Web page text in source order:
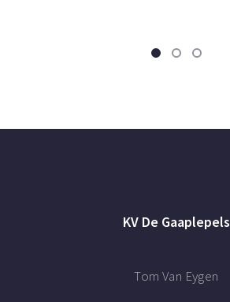
KV De Gaaplepels
Tom Van Eygen